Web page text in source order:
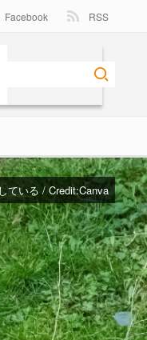
Facebook RSS
ている / Credit:Canva